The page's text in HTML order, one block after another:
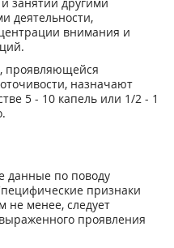
деятельности,
внимания и
проявляющейся
назначают
5 - 10 капель или 1/2 - 1
данные по поводу
признаки
не менее, следует
проявления